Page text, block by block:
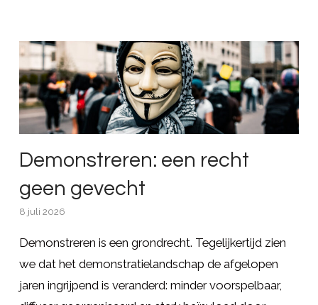
Demonstreren: een recht
geen gevecht
8 juli 2026
Demonstreren is een grondrecht. Tegelijkertijd zien
we dat het demonstratielandschap de afgelopen
jaren ingrijpend is veranderd: minder voorspelbaar,